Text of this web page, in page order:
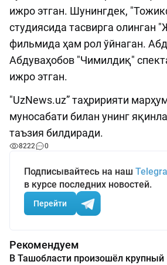
ижро этган. Шунингдек,
студиясида тасвирга олинган
фильмида ҳам рол ўйнаган.
Абдуваҳобов "Чимилдиқ"
ижро этган.
"UzNews.uz” таҳририяти
муносабати билан унинг
таъзия билдиради.
8222 0
Подписывайтесь на наш
в курсе последних новостей.
Перейти
Рекомендуем
В Ташобласти произошёл крупный